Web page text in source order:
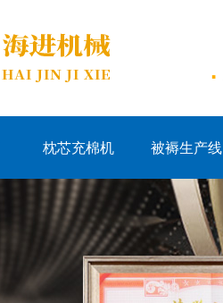
·
枕芯充棉机 被褥生产线